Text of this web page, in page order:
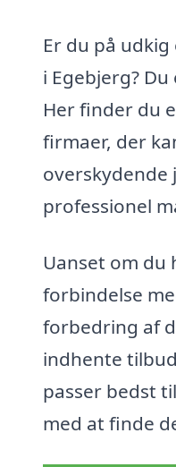
Er du på
i Egebjerg?
Her finder du
firmaer, der
overskydende
professionel
Uanset om
forbindelse
forbedring af
indhente
passer bedst
med at finde